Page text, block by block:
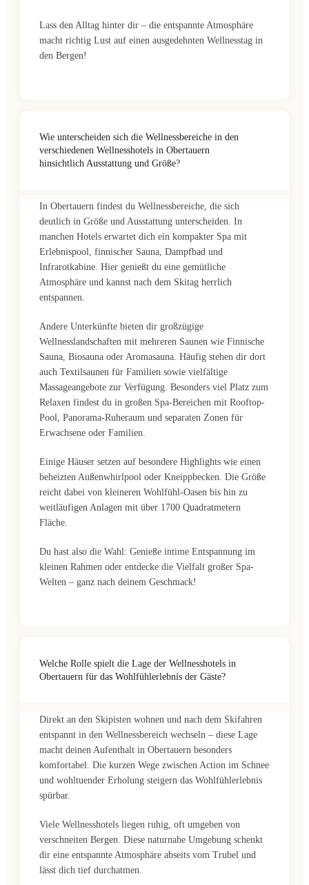
Lass den Alltag hinter dir – die entspannte Atmosphäre
macht richtig Lust auf einen ausgedehnten Wellnesstag in
den Bergen!
Wie unterscheiden sich die Wellnessbereiche in den
verschiedenen Wellnesshotels in Obertauern
hinsichtlich Ausstattung und Größe?
In Obertauern findest du Wellnessbereiche, die sich
deutlich in Größe und Ausstattung unterscheiden. In
manchen Hotels erwartet dich ein kompakter Spa mit
Erlebnispool, finnischer Sauna, Dampfbad und
Infrarotkabine. Hier genießt du eine gemütliche
Atmosphäre und kannst nach dem Skitag herrlich
entspannen.
Andere Unterkünfte bieten dir großzügige
Wellnesslandschaften mit mehreren Saunen wie Finnische
Sauna, Biosauna oder Aromasauna. Häufig stehen dir dort
auch Textilsaunen für Familien sowie vielfältige
Massageangebote zur Verfügung. Besonders viel Platz zum
Relaxen findest du in großen Spa-Bereichen mit Rooftop-
Pool, Panorama-Ruheraum und separaten Zonen für
Erwachsene oder Familien.
Einige Häuser setzen auf besondere Highlights wie einen
beheizten Außenwhirlpool oder Kneippbecken. Die Größe
reicht dabei von kleineren Wohlfühl-Oasen bis hin zu
weitläufigen Anlagen mit über 1700 Quadratmetern
Fläche.
Du hast also die Wahl: Genieße intime Entspannung im
kleinen Rahmen oder entdecke die Vielfalt großer Spa-
Welten – ganz nach deinem Geschmack!
Welche Rolle spielt die Lage der Wellnesshotels in
Obertauern für das Wohlfühlerlebnis der Gäste?
Direkt an den Skipisten wohnen und nach dem Skifahren
entspannt in den Wellnessbereich wechseln – diese Lage
macht deinen Aufenthalt in Obertauern besonders
komfortabel. Die kurzen Wege zwischen Action im Schnee
und wohltuender Erholung steigern das Wohlfühlerlebnis
spürbar.
Viele Wellnesshotels liegen ruhig, oft umgeben von
verschneiten Bergen. Diese naturnahe Umgebung schenkt
dir eine entspannte Atmosphäre abseits vom Trubel und
lässt dich tief durchatmen.